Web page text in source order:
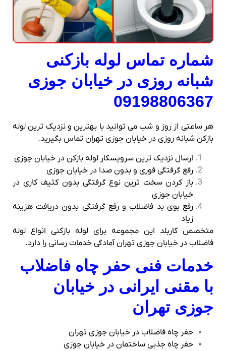
شماره تماس لوله بازکنی
شبانه روزی در خیابان جوزی
09198806367
هر ساعتی از روز و شب می توانید با بهترین و نزدیک ترین لوله
بازکن شبانه روزی در خیابان جوزی تهران تماس بگیرید.
ارسال نزدیک ترین سرویسکار لوله بازکن در خیابان جوزی
رفع گرفتگی فوری و بدون صدا در خیابان جوزی
باز کردن سخت ترین نوع گرفتگی بدون کثیف کاری در
خیابان جوزی
رفع بوی بد فاضلاب و رفع گرفتگی بدون دریافت هزینه
زیاد
متخصص کاربلد این مجموعه برای لوله بازکنی انواع لوله
فاضلاب در خیابان جوزی تهران آمادگی خدمات رسانی را دارد.
خدمات فنی حفر چاه فاضلاب
با مقنی ایرانی در خیابان
جوزی تهران
حفر چاه فاضلاب در خیابان جوزی تهران
حفر چاه جذبی ساختمان در خیابان جوزی